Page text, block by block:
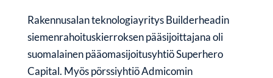
Rakennusalan teknologiayritys Builderheadin
siemenrahoituskierroksen pääsijoittajana oli
suomalainen pääomasijoitusyhtiö Superhero
Capital. Myös pörssiyhtiö Admicomin